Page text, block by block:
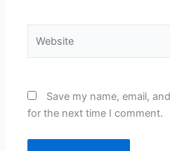
Save my name, email,
for the next time I comment.